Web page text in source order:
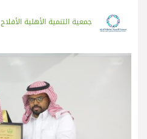
جمعية التنمية الأهلية الأفلاج